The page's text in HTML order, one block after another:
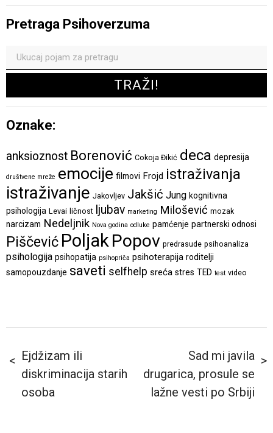
Pretraga Psihoverzuma
Oznake:
anksioznost Borenović Cokoja Đikić deca depresija
društvene mreže emocije filmovi Frojd istraživanja
istraživanje Jakovljev Jakšić Jung kognitivna
psihologija Levai ličnost ljubav marketing Milošević mozak
narcizam Nedeljnik Nova godina odluke pamćenje partnerski odnosi
Piščević Poljak Popov predrasude psihoanaliza
psihologija psihopatija psihopriča psihoterapija roditelji
samopouzdanje saveti selfhelp sreća stres TED test video
Ejdžizam ili
diskriminacija starih
osoba
Sad mi javila
drugarica, prosule se
lažne vesti po Srbiji